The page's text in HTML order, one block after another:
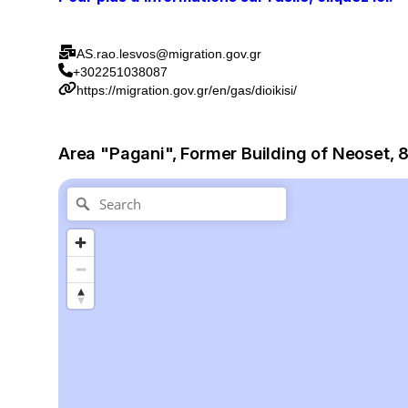
AS.rao.lesvos@migration.gov.gr
+302251038087
https://migration.gov.gr/en/gas/dioikisi/
Area "Pagani", Former Building of Neoset,